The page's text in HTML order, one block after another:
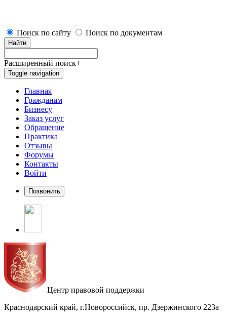
Поиск по сайту Поиск по документам
Найти
Расширенный поиск+
Toggle navigation
Главная
Гражданам
Бизнесу
Заказ услуг
Обращение
Практика
Отзывы
Форумы
Контакты
Войти
Центр правовой поддержки
Краснодарский край, г.Новороссийск, пр. Дзержинского 223а